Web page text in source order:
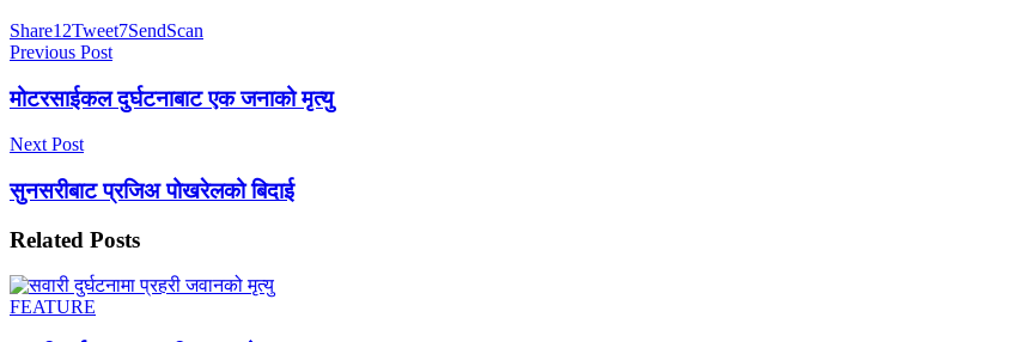
Share12Tweet7SendScan
Previous Post
मोटरसाईकल दुर्घटनाबाट एक जनाको मृत्यु
Next Post
सुनसरीबाट प्रजिअ पोखरेलको बिदाई
Related Posts
FEATURE